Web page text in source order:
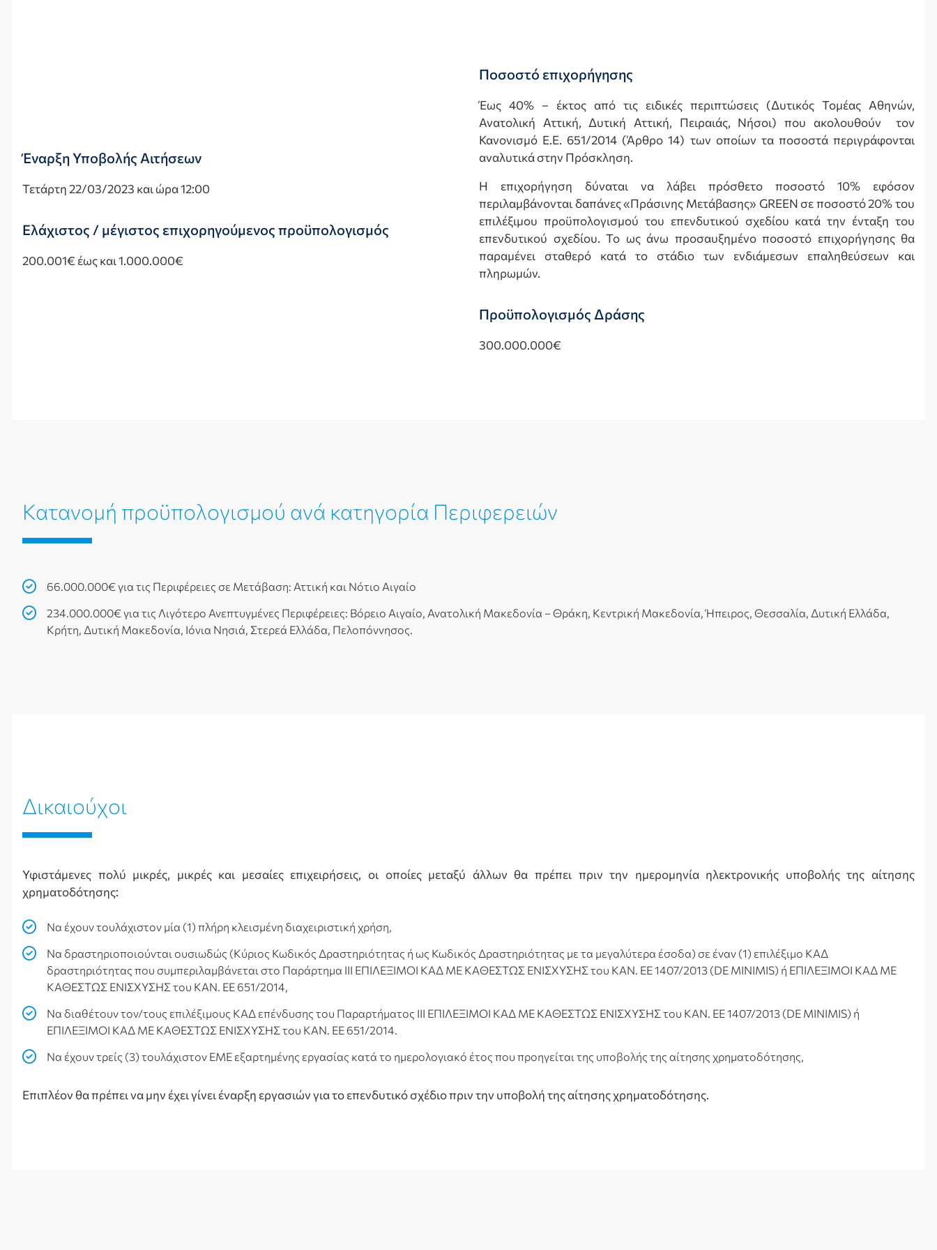
Έναρξη Υποβολής Αιτήσεων
Τετάρτη 22/03/2023 και ώρα 12:00
Ελάχιστος / μέγιστος επιχορηγούμενος προϋπολογισμός
200.001€ έως και 1.000.000€
Ποσοστό επιχορήγησης
Έως 40% – έκτος από τις ειδικές περιπτώσεις (Δυτικός Τομέας Αθηνών,
Ανατολική Αττική, Δυτική Αττική, Πειραιάς, Νήσοι) που ακολουθούν τον
Κανονισμό Ε.Ε. 651/2014 (Άρθρο 14) των οποίων τα ποσοστά περιγράφονται
αναλυτικά στην Πρόσκληση.
Η επιχορήγηση δύναται να λάβει πρόσθετο ποσοστό 10% εφόσον
περιλαμβάνονται δαπάνες «Πράσινης Μετάβασης» GREEN σε ποσοστό 20% του
επιλέξιμου προϋπολογισμού του επενδυτικού σχεδίου κατά την ένταξη του
επενδυτικού σχεδίου. Το ως άνω προσαυξημένο ποσοστό επιχορήγησης θα
παραμένει σταθερό κατά το στάδιο των ενδιάμεσων επαληθεύσεων και
πληρωμών.
Προϋπολογισμός Δράσης
300.000.000€
Κατανομή προϋπολογισμού ανά κατηγορία Περιφερειών
66.000.000€ για τις Περιφέρειες σε Μετάβαση: Αττική και Νότιο Αιγαίο
234.000.000€ για τις Λιγότερο Ανεπτυγμένες Περιφέρειες: Βόρειο Αιγαίο, Ανατολική Μακεδονία – Θράκη, Κεντρική Μακεδονία, Ήπειρος, Θεσσαλία, Δυτική Ελλάδα,
Κρήτη, Δυτική Μακεδονία, Ιόνια Νησιά, Στερεά Ελλάδα, Πελοπόννησος.
Δικαιούχοι
Υφιστάμενες πολύ μικρές, μικρές και μεσαίες επιχειρήσεις, οι οποίες μεταξύ άλλων θα πρέπει πριν την ημερομηνία ηλεκτρονικής υποβολής της αίτησης
χρηματοδότησης:
Να έχουν τουλάχιστον μία (1) πλήρη κλεισμένη διαχειριστική χρήση,
Να δραστηριοποιούνται ουσιωδώς (Κύριος Κωδικός Δραστηριότητας ή ως Κωδικός Δραστηριότητας με τα μεγαλύτερα έσοδα) σε έναν (1) επιλέξιμο ΚΑΔ
δραστηριότητας που συμπεριλαμβάνεται στο Παράρτημα III ΕΠΙΛΕΞΙΜΟΙ ΚΑΔ ΜΕ ΚΑΘΕΣΤΩΣ ΕΝΙΣΧΥΣΗΣ του ΚΑΝ. ΕΕ 1407/2013 (DE MINIMIS) ή ΕΠΙΛΕΞΙΜΟΙ ΚΑΔ ΜΕ
ΚΑΘΕΣΤΩΣ ΕΝΙΣΧΥΣΗΣ του ΚΑΝ. ΕΕ 651/2014,
Να διαθέτουν τον/τους επιλέξιμους ΚΑΔ επένδυσης του Παραρτήματος III ΕΠΙΛΕΞΙΜΟΙ ΚΑΔ ΜΕ ΚΑΘΕΣΤΩΣ ΕΝΙΣΧΥΣΗΣ του ΚΑΝ. ΕΕ 1407/2013 (DE MINIMIS) ή
ΕΠΙΛΕΞΙΜΟΙ ΚΑΔ ΜΕ ΚΑΘΕΣΤΩΣ ΕΝΙΣΧΥΣΗΣ του ΚΑΝ. ΕΕ 651/2014.
Να έχουν τρείς (3) τουλάχιστον ΕΜΕ εξαρτημένης εργασίας κατά το ημερολογιακό έτος που προηγείται της υποβολής της αίτησης χρηματοδότησης,
Επιπλέον θα πρέπει να μην έχει γίνει έναρξη εργασιών για το επενδυτικό σχέδιο πριν την υποβολή της αίτησης χρηματοδότησης.